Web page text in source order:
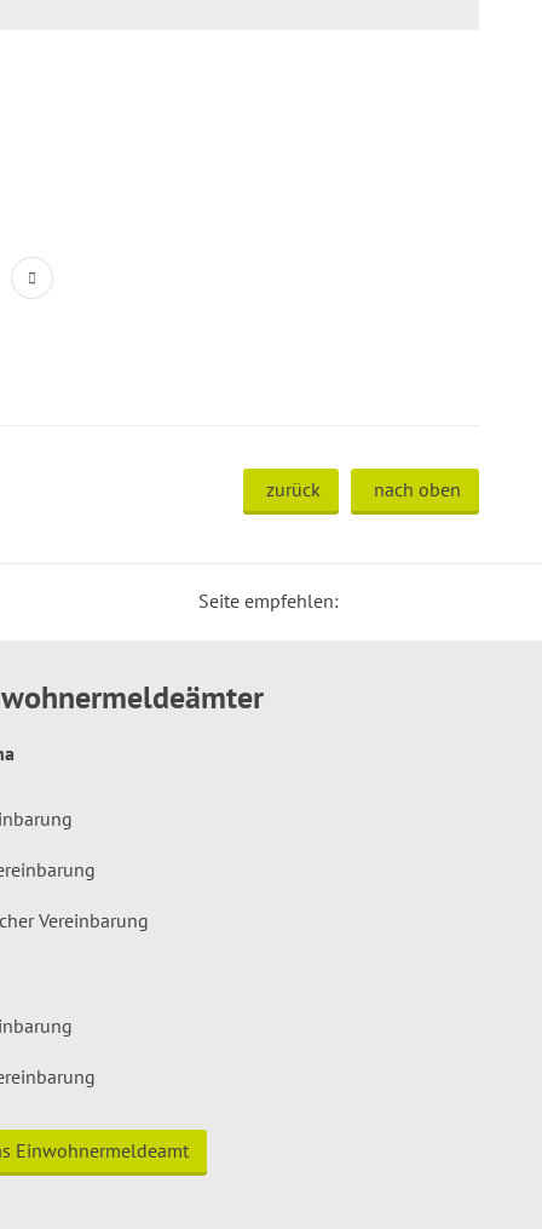
zurück nach oben
Seite empfehlen:
Vereinbarung
Einwohnermeldeamt